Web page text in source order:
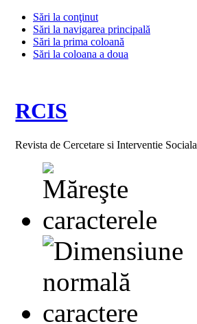
Sări la conţinut
Sări la navigarea principală
Sări la prima coloană
Sări la coloana a doua
RCIS
Revista de Cercetare si Interventie Sociala